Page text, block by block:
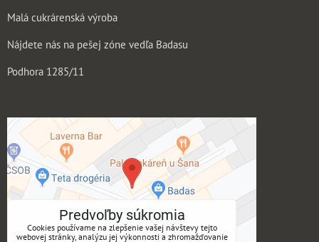
Malá cukrárenská výroba
Nájdete nás na pešej zóne vedľa Badasu
Podhora 1285/11
Predvoľby súkromia
Cookies používame na zlepšenie vašej návštevy tejto
webovej stránky, analýzu jej výkonnosti a zhromažďovanie